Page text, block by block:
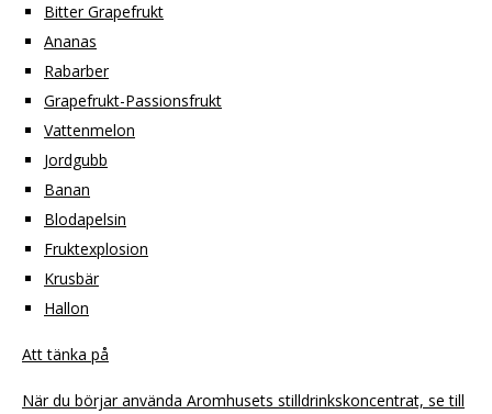
Bitter Grapefrukt
Ananas
Rabarber
Grapefrukt-Passionsfrukt
Vattenmelon
Jordgubb
Banan
Blodapelsin
Fruktexplosion
Krusbär
Hallon
Att tänka på
När du börjar använda Aromhusets stilldrinkskoncentrat, se till